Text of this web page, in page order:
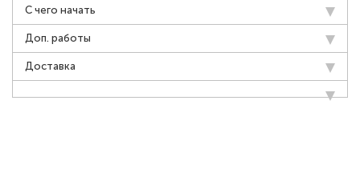
С чего начать
Доп. работы
Доставка